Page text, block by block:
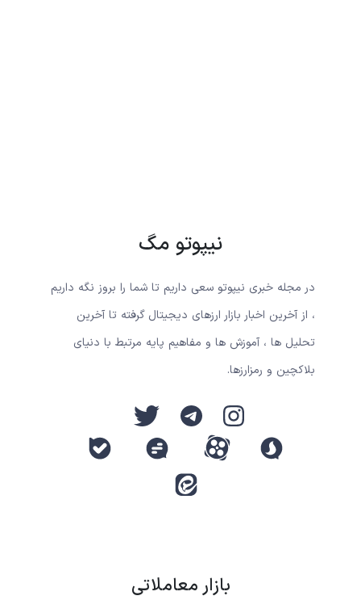
نیپوتو مگ
در مجله خبری نیپوتو سعی داریم تا شما را بروز نگه داریم
، از آخرین اخبار بازار ارزهای دیجیتال گرفته تا آخرین
تحلیل ها ، آموزش ها و مفاهیم پایه مرتبط با دنیای
بلاکچین و رمزارزها.
بازار معاملاتی